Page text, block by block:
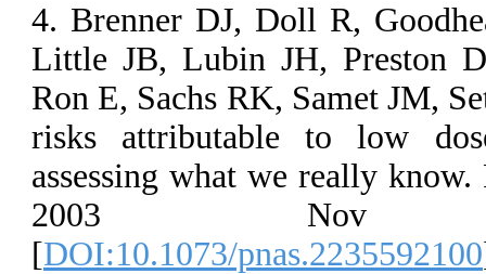
4. Brenner
Little JB,
Ron E, Sachs
risks
assessing
2003
[DOI:10.1073/